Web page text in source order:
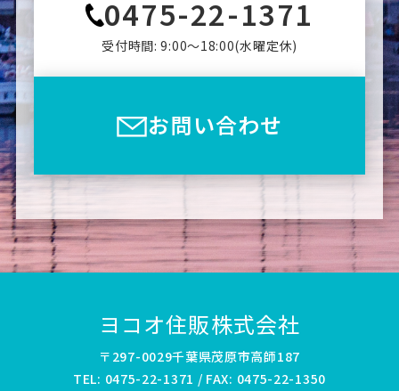
0475-22-1371
受付時間: 9:00〜18:00(⽔曜定休)
お問い合わせ
ヨコオ住販株式会社
〒297-0029千葉県茂原市高師187
TEL: 0475-22-1371 / FAX: 0475-22-1350